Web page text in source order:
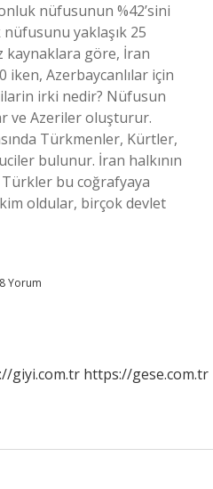
nüfusunun %42’sini
yaklaşık 25
kaynaklara göre, İran
iken, Azerbaycanlılar için
irki nedir? Nüfusun
ve Azeriler oluşturur.
Türkmenler, Kürtler,
bulunur. İran halkının
Türkler bu coğrafyaya
oldular, birçok devlet
8 Yorum
giyi.com.tr https://gese.com.tr